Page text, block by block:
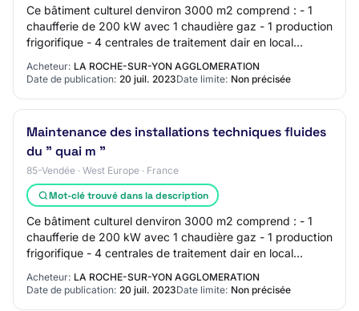
Ce bâtiment culturel denviron 3000 m2 comprend : - 1
chaufferie de 200 kW avec 1 chaudière gaz - 1 production
frigorifique - 4 centrales de traitement dair en local
Acheteur: LA ROCHE-SUR-YON AGGLOMERATION
Date de publication: 20 juil. 2023Date limite: Non précisée
Maintenance des installations techniques fluides
du " quai m "
85-Vendée · West Europe · France
Mot-clé trouvé dans la description
Ce bâtiment culturel denviron 3000 m2 comprend : - 1
chaufferie de 200 kW avec 1 chaudière gaz - 1 production
frigorifique - 4 centrales de traitement dair en local
Acheteur: LA ROCHE-SUR-YON AGGLOMERATION
Date de publication: 20 juil. 2023Date limite: Non précisée